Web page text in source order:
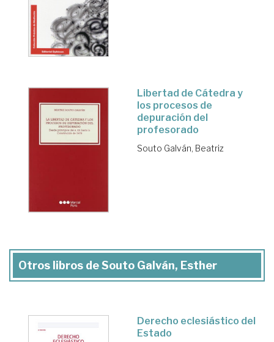
Libertad de Cátedra y
los procesos de
depuración del
profesorado
Souto Galván, Beatriz
Otros libros de Souto Galván, Esther
Derecho eclesiástico del
Estado